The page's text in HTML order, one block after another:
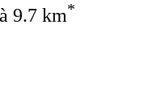
à 9.7 km*